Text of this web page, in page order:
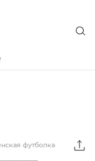
футболка